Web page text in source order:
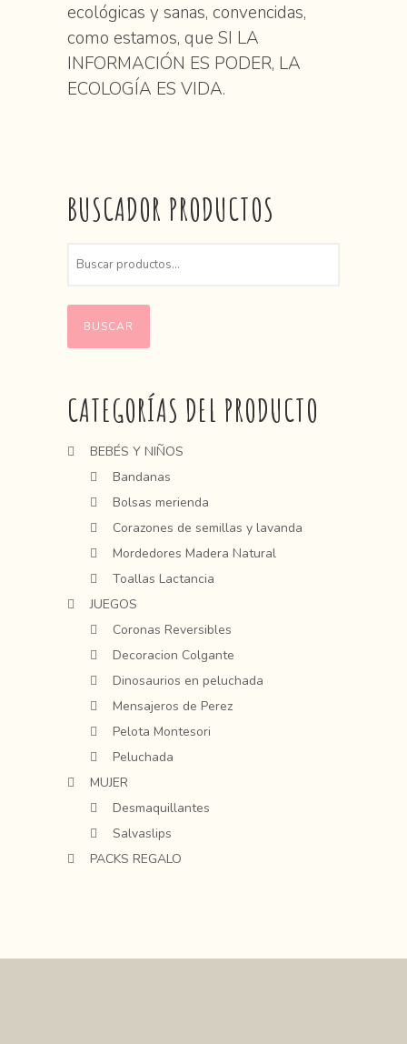
ecológicas y sanas, convencidas,
como estamos, que SI LA
INFORMACIÓN ES PODER, LA
ECOLOGÍA ES VIDA.
BUSCADOR PRODUCTOS
BUSCAR
CATEGORÍAS DEL PRODUCTO
BEBÉS Y NIÑOS
Bandanas
Bolsas merienda
Corazones de semillas y lavanda
Mordedores Madera Natural
Toallas Lactancia
JUEGOS
Coronas Reversibles
Decoracion Colgante
Dinosaurios en peluchada
Mensajeros de Perez
Pelota Montesori
Peluchada
MUJER
Desmaquillantes
Salvaslips
PACKS REGALO